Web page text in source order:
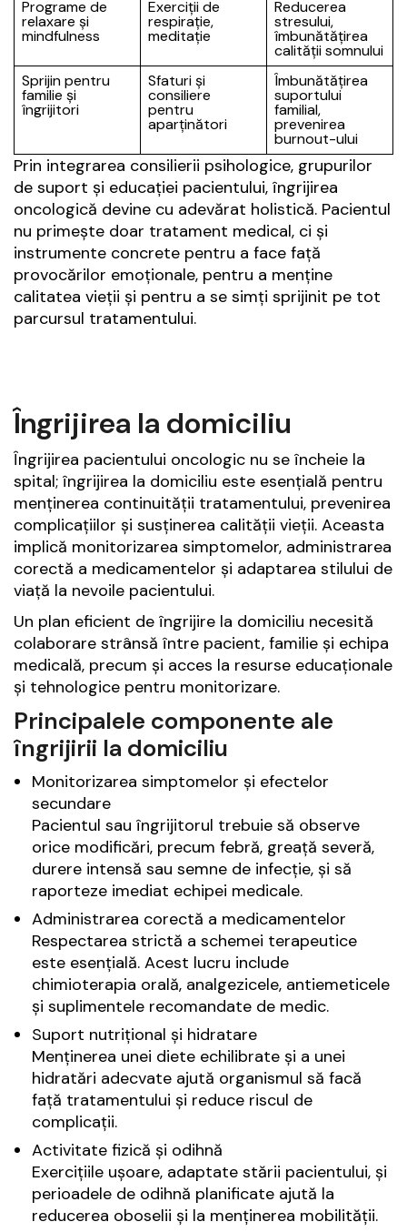
Programe de
relaxare și
mindfulness
Exerciții de
respirație,
meditație
Reducerea
stresului,
îmbunătățirea
calității somnului
Sprijin pentru
familie și
îngrijitori
Sfaturi și
consiliere
pentru
aparținători
Îmbunătățirea
suportului
familial,
prevenirea
burnout-ului
Prin integrarea consilierii psihologice, grupurilor
de suport și educației pacientului, îngrijirea
oncologică devine cu adevărat holistică. Pacientul
nu primește doar tratament medical, ci și
instrumente concrete pentru a face față
provocărilor emoționale, pentru a menține
calitatea vieții și pentru a se simți sprijinit pe tot
parcursul tratamentului.
Îngrijirea la domiciliu
Îngrijirea pacientului oncologic nu se încheie la
spital; îngrijirea la domiciliu este esențială pentru
menținerea continuității tratamentului, prevenirea
complicațiilor și susținerea calității vieții. Aceasta
implică monitorizarea simptomelor, administrarea
corectă a medicamentelor și adaptarea stilului de
viață la nevoile pacientului.
Un plan eficient de îngrijire la domiciliu necesită
colaborare strânsă între pacient, familie și echipa
medicală, precum și acces la resurse educaționale
și tehnologice pentru monitorizare.
Principalele componente ale
îngrijirii la domiciliu
Monitorizarea simptomelor și efectelor
secundare
Pacientul sau îngrijitorul trebuie să observe
orice modificări, precum febră, greață severă,
durere intensă sau semne de infecție, și să
raporteze imediat echipei medicale.
Administrarea corectă a medicamentelor
Respectarea strictă a schemei terapeutice
este esențială. Acest lucru include
chimioterapia orală, analgezicele, antiemeticele
și suplimentele recomandate de medic.
Suport nutrițional și hidratare
Menținerea unei diete echilibrate și a unei
hidratări adecvate ajută organismul să facă
față tratamentului și reduce riscul de
complicații.
Activitate fizică și odihnă
Exercițiile ușoare, adaptate stării pacientului, și
perioadele de odihnă planificate ajută la
reducerea oboselii și la menținerea mobilității.